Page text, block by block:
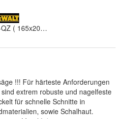
( 165x20x1,65 mm ), DT10301-
!!! Für härteste Anforderungen
extrem robuste und nagelfeste
für schnelle Schnitte in
sowie Schalhaut.